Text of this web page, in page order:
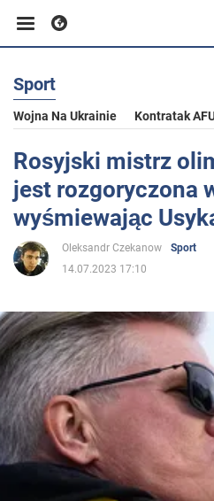
Biznes
Sport
Rozrywka
Życie
Polityka
Społeczeństwo
Wojna na Ukrainie
Sport
Wojna Na Ukrainie Kontratak
Rosyjski mistrz
jest rozgoryczona
wyśmiewając
Oleksandr Czekanow
Sport
14.07.2023 17:10